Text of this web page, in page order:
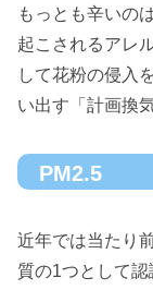
もっとも辛いの
起こされるアレ
して花粉の侵入
い出す「計画換
PM2.5
近年では当たり
質の1つとして